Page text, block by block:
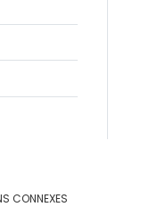
CONNEXES